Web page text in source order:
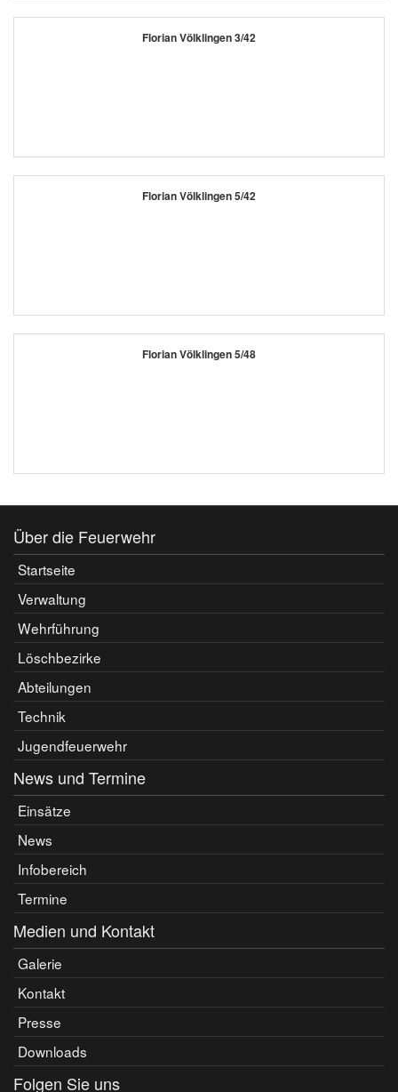
Florian Völklingen 3/42
Florian Völklingen 5/42
Florian Völklingen 5/48
Über die Feuerwehr
Startseite
Verwaltung
Wehrführung
Löschbezirke
Abteilungen
Technik
Jugendfeuerwehr
News und Termine
Einsätze
News
Infobereich
Termine
Medien und Kontakt
Galerie
Kontakt
Presse
Downloads
Folgen Sie uns